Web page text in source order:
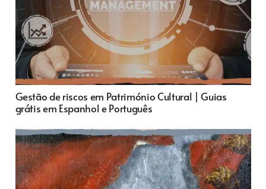
Gestão de riscos em Património Cultural | Guias
grátis em Espanhol e Português